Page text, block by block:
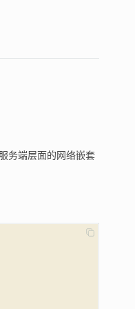
务端层面的网络嵌套